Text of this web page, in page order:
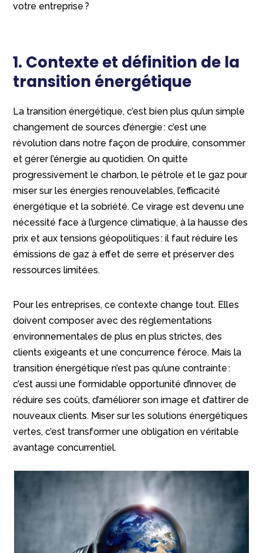
votre entreprise ?
1. Contexte et définition de la
transition énergétique
La transition énergétique, c’est bien plus qu’un simple
changement de sources d’énergie : c’est une
révolution dans notre façon de produire, consommer
et gérer l’énergie au quotidien. On quitte
progressivement le charbon, le pétrole et le gaz pour
miser sur les énergies renouvelables, l’efficacité
énergétique et la sobriété. Ce virage est devenu une
nécessité face à l’urgence climatique, à la hausse des
prix et aux tensions géopolitiques : il faut réduire les
émissions de gaz à effet de serre et préserver des
ressources limitées.
Pour les entreprises, ce contexte change tout. Elles
doivent composer avec des réglementations
environnementales de plus en plus strictes, des
clients exigeants et une concurrence féroce. Mais la
transition énergétique n’est pas qu’une contrainte :
c’est aussi une formidable opportunité d’innover, de
réduire ses coûts, d’améliorer son image et d’attirer de
nouveaux clients. Miser sur les solutions énergétiques
vertes, c’est transformer une obligation en véritable
avantage concurrentiel.